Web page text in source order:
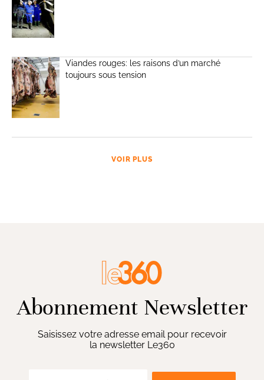
Viandes rouges: les raisons d’un marché
toujours sous tension
VOIR PLUS
Abonnement Newsletter
Saisissez votre adresse email pour recevoir
la newsletter Le360